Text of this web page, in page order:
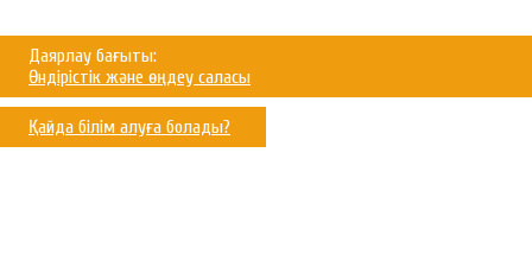
Даярлау бағыты:
Өндірістік және өңдеу саласы
Қайда білім алуға болады?